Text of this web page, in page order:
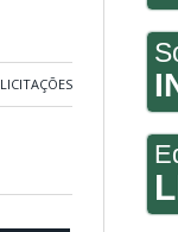
LICITAÇÕES